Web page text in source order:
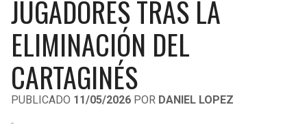
LIGA DE EXPANSIÓN MX
LEAGUES CUP
UEFA EUROPA LEAGUE
UEFA CONFERENCE LEAGUE
MLS
COPA LIBERTADORES
RAIDERS
CHARGERS
RAVENS
CAVALIERS
PISTONS
PACERS
JUGADORES TRAS LA
ELIMINACIÓN DEL
CARTAGINÉS
PUBLICADO 11/05/2026 POR DANIEL LOPEZ